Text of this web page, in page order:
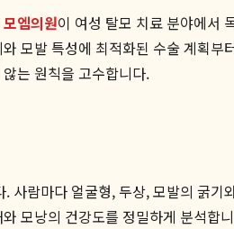
모엠의원이 여성 탈모 치료 분야에서
모발 특성에 최적화된 수술 계획
는 원칙을 고수합니다.
사람마다 얼굴형, 두상, 모발의 굵
모낭의 건강도를 정밀하게 분석